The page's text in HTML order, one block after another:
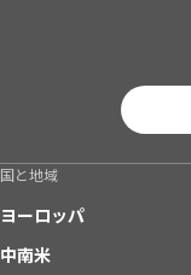
国と地域
ヨーロッパ
中南米